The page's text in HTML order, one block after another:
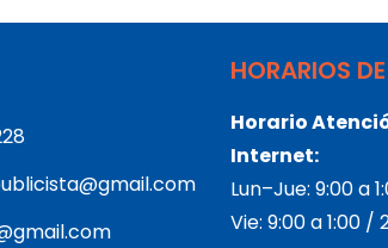
HORARIOS
Horario
Internet:
Lun–Jue: 9:00 a
Vie: 9:00 a 1:00 /